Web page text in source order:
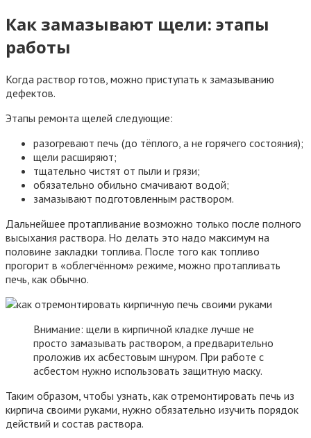
Как замазывают щели: этапы
работы
Когда раствор готов, можно приступать к замазыванию
дефектов.
Этапы ремонта щелей следующие:
разогревают печь (до тёплого, а не горячего состояния);
щели расширяют;
тщательно чистят от пыли и грязи;
обязательно обильно смачивают водой;
замазывают подготовленным раствором.
Дальнейшее протапливание возможно только после полного
высыхания раствора. Но делать это надо максимум на
половине закладки топлива. После того как топливо
прогорит в «облегчённом» режиме, можно протапливать
печь, как обычно.
Внимание: щели в кирпичной кладке лучше не
просто замазывать раствором, а предварительно
проложив их асбестовым шнуром. При работе с
асбестом нужно использовать защитную маску.
Таким образом, чтобы узнать, как отремонтировать печь из
кирпича своими руками, нужно обязательно изучить порядок
действий и состав раствора.